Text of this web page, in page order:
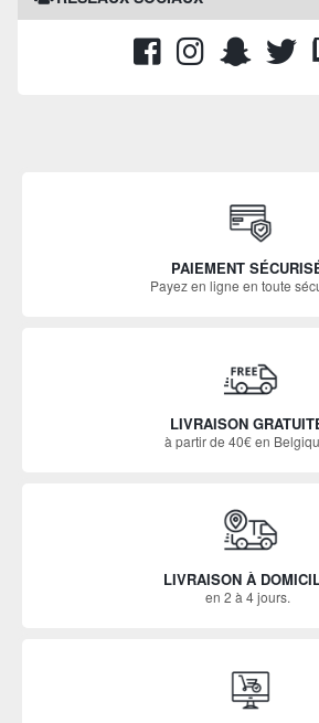
PAIEMENT
Payez en ligne en toute
LIVRAISON
à partir de 40€ en
LIVRAISON À
en 2 à 4 jours.